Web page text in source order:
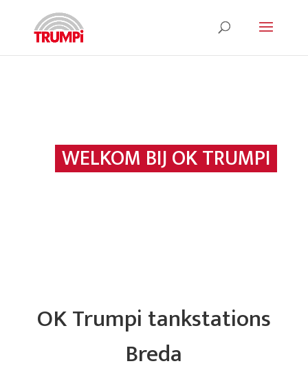
WELKOM BIJ OK TRUMPI
OK Trumpi tankstations
Breda